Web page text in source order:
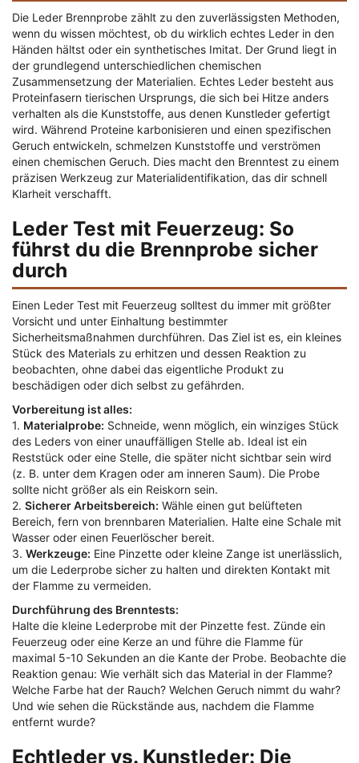
Die Leder Brennprobe zählt zu den zuverlässigsten Methoden,
wenn du wissen möchtest, ob du wirklich echtes Leder in den
Händen hältst oder ein synthetisches Imitat. Der Grund liegt in
der grundlegend unterschiedlichen chemischen
Zusammensetzung der Materialien. Echtes Leder besteht aus
Proteinfasern tierischen Ursprungs, die sich bei Hitze anders
verhalten als die Kunststoffe, aus denen Kunstleder gefertigt
wird. Während Proteine karbonisieren und einen spezifischen
Geruch entwickeln, schmelzen Kunststoffe und verströmen
einen chemischen Geruch. Dies macht den Brenntest zu einem
präzisen Werkzeug zur Materialidentifikation, das dir schnell
Klarheit verschafft.
Leder Test mit Feuerzeug: So
führst du die Brennprobe sicher
durch
Einen Leder Test mit Feuerzeug solltest du immer mit größter
Vorsicht und unter Einhaltung bestimmter
Sicherheitsmaßnahmen durchführen. Das Ziel ist es, ein kleines
Stück des Materials zu erhitzen und dessen Reaktion zu
beobachten, ohne dabei das eigentliche Produkt zu
beschädigen oder dich selbst zu gefährden.
Vorbereitung ist alles:
1. Materialprobe: Schneide, wenn möglich, ein winziges Stück
des Leders von einer unauffälligen Stelle ab. Ideal ist ein
Reststück oder eine Stelle, die später nicht sichtbar sein wird
(z. B. unter dem Kragen oder am inneren Saum). Die Probe
sollte nicht größer als ein Reiskorn sein.
2. Sicherer Arbeitsbereich: Wähle einen gut belüfteten
Bereich, fern von brennbaren Materialien. Halte eine Schale mit
Wasser oder einen Feuerlöscher bereit.
3. Werkzeuge: Eine Pinzette oder kleine Zange ist unerlässlich,
um die Lederprobe sicher zu halten und direkten Kontakt mit
der Flamme zu vermeiden.
Durchführung des Brenntests:
Halte die kleine Lederprobe mit der Pinzette fest. Zünde ein
Feuerzeug oder eine Kerze an und führe die Flamme für
maximal 5-10 Sekunden an die Kante der Probe. Beobachte die
Reaktion genau: Wie verhält sich das Material in der Flamme?
Welche Farbe hat der Rauch? Welchen Geruch nimmt du wahr?
Und wie sehen die Rückstände aus, nachdem die Flamme
entfernt wurde?
Echtleder vs. Kunstleder: Die